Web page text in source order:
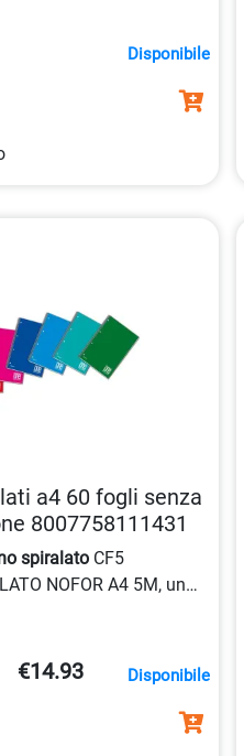
Disponibile
a4 60 fogli senza
8007758111431
spiralato CF5
NOFOR A4 5M, un
fori di archiviazione,
da 80gr/mq e copertina
stampata in un colore.
€14.93 Disponibile